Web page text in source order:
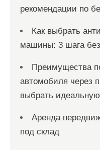
рекомендации по
Как выбрать
машины: 3 шага
Преимущества
автомобиля через
выбрать
Аренда
под склад